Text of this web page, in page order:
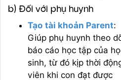
b) Đối với phụ huynh
Tạo tài khoản Parent:
Giúp phụ huynh theo
báo cáo học tập của
sinh, từ đó kịp thời
viên khi con đạt được